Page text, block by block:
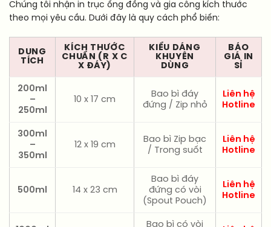
Chúng tôi nhận in trục ống đồng và gia công kích thước
theo mọi yêu cầu. Dưới đây là quy cách phổ biến:
DUNG
TÍCH
KÍCH THƯỚC
CHUẨN (R X C
X ĐÁY)
KIỂU DÁNG
KHUYÊN
DÙNG
BÁO
GIÁ IN
SỈ
200ml
–
250ml
10 x 17 cm
Bao bì đáy
đứng / Zip nhỏ
Liên hệ
Hotline
300ml
–
350ml
12 x 19 cm
Bao bì Zip bạc
/ Trong suốt
Liên hệ
Hotline
500ml 14 x 23 cm
Bao bì đáy
đứng có vòi
(Spout Pouch)
Liên hệ
Hotline
Bao bì có vòi